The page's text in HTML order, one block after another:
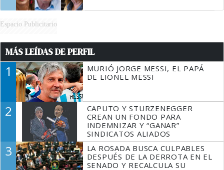
Espacio Publicitario
MÁS LEÍDAS DE PERFIL
1
MURIÓ JORGE MESSI, EL PAPÁ
DE LIONEL MESSI
2
CAPUTO Y STURZENEGGER
CREAN UN FONDO PARA
INDEMNIZAR Y “GANAR”
SINDICATOS ALIADOS
3
LA ROSADA BUSCA CULPABLES
DESPUÉS DE LA DERROTA EN EL
SENADO Y RECALCULA SU